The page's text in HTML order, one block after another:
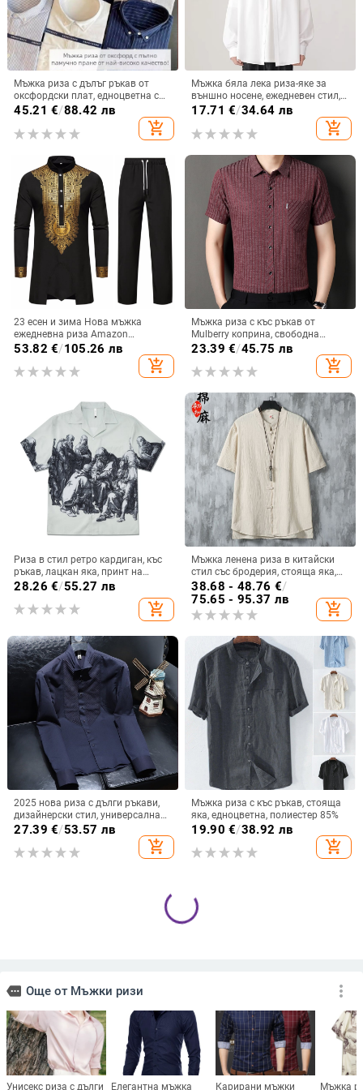
Мъжка риза с дълъг ръкав от
оксфордски плат, едноцветна с
раирана шарка, F082018
45.21 €/88.42 лв
add_shopping_cart
Мъжка бяла лека риза-яке за
външно носене, ежедневен стил,
минималистичен дизайн,
японски винтаж, колежански
стил
17.71 €/34.64 лв
add_shopping_cart
23 есен и зима Нова мъжка
ежедневна риза Amazon
европейски размер от 2 части,
трансгранична, от Близкия изток,
мъжка позлатена роба
53.82 €/105.26 лв
add_shopping_cart
Мъжка риза с къс ръкав от
Mulberry коприна, свободна
кройка, райета, джоб за украса
23.39 €/45.75 лв
add_shopping_cart
Риза в стил ретро кардиган, къс
ръкав, лацкан яка, принт на
полиестер 96%+
28.26 €/55.27 лв
add_shopping_cart
Мъжка ленена риза в китайски
стил със бродерия, стояща яка,
къс ръкав, свободна кройка,
обработка против бръчки
38.68 - 48.76 €/
75.65 - 95.37 лв
add_shopping_cart
2025 нова риза с дълги ръкави,
дизайнерски стил, универсална
мъжка бизнес риза
27.39 €/53.57 лв
add_shopping_cart
Мъжка риза с къс ръкав, стояща
яка, едноцветна, полиестер 85%
19.90 €/38.92 лв
add_shopping_cart
Трансгранична европейска и
американска нова хавайска риза
с дигитален печат, риза с къс
ръкав, лятна плажна мъжка
25.19€/49.27 лв
add_shopping_cart
2024 Европейски и американски
Amazon ebay AliExpress
Едноцветен ежедневен Lel
кардиган Памук Лен Свободен
24.37€/47.66 лв
add_shopping_cart